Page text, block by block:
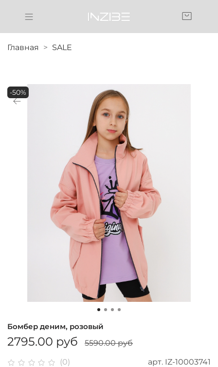
Главная SALE
-50%
(0) арт. IZ-10003741
Бомбер деним, розовый
2795.00 руб 5590.00 руб